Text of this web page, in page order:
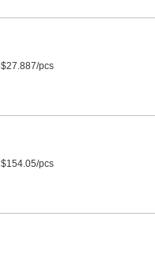
$27.887/pcs
$154.05/pcs